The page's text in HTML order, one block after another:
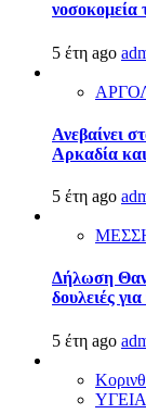
νοσοκομεία
5 έτη ago
Ανεβαίνει
Αρκαδία
5 έτη ago
Δήλωση
δουλειές
5 έτη ago
ΥΓΕΙΑ